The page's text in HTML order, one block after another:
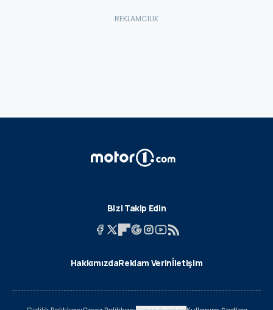
Bizi Takip Edin
HakkımızdaReklam Verinİletişim